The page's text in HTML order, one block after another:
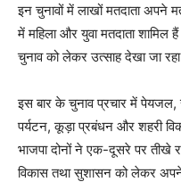
इन चुनावों में लाखों मतदाता अपने
में महिला और युवा मतदाता शामिल
चुनाव को लेकर उत्साह देखा जा
इस बार के चुनाव प्रचार में पेयजल,
पर्यटन, कूड़ा प्रबंधन और शहरी
भाजपा दोनों ने एक-दूसरे पर तीखे
विकास तथा सुशासन को लेकर